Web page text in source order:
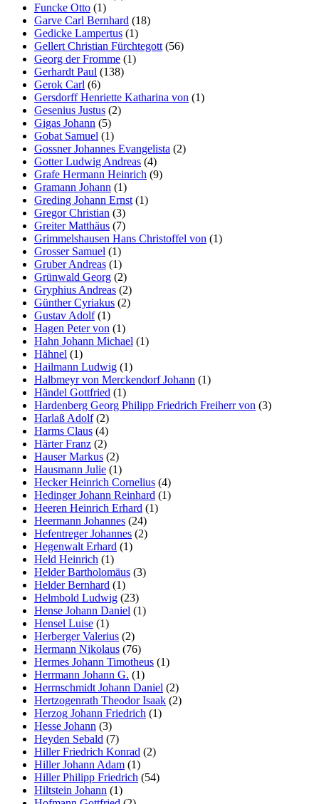
Funcke Otto (1)
Garve Carl Bernhard (18)
Gedicke Lampertus (1)
Gellert Christian Fürchtegott (56)
Georg der Fromme (1)
Gerhardt Paul (138)
Gerok Carl (6)
Gersdorff Henriette Katharina von (1)
Gesenius Justus (2)
Gigas Johann (5)
Gobat Samuel (1)
Gossner Johannes Evangelista (2)
Gotter Ludwig Andreas (4)
Grafe Hermann Heinrich (9)
Gramann Johann (1)
Greding Johann Ernst (1)
Gregor Christian (3)
Greiter Matthäus (7)
Grimmelshausen Hans Christoffel von (1)
Grosser Samuel (1)
Gruber Andreas (1)
Grünwald Georg (2)
Gryphius Andreas (2)
Günther Cyriakus (2)
Gustav Adolf(1)
Hagen Peter von (1)
Hahn Johann Michael (1)
Hähnel (1)
Hailmann Ludwig (1)
Halbmeyr von Merckendorf Johann (1)
Händel Gottfried (1)
Hardenberg Georg Philipp Friedrich Freiherr von (3)
Harlaß Adolf(2)
Harms Claus (4)
Härter Franz (2)
Hauser Markus (2)
Hausmann Julie (1)
Hecker Heinrich Cornelius (4)
Hedinger Johann Reinhard (1)
Heeren Heinrich Erhard (1)
Heermann Johannes (24)
Hefentreger Johannes (2)
Hegenwalt Erhard (1)
Held Heinrich (1)
Helder Bartholomäus (3)
Helder Bernhard (1)
Helmbold Ludwig (23)
Hense Johann Daniel (1)
Hensel Luise (1)
Herberger Valerius (2)
Hermann Nikolaus (76)
Hermes Johann Timotheus (1)
Herrmann Johann G. (1)
Herrnschmidt Johann Daniel (2)
Hertzogenrath Theodor Isaak (2)
Herzog Johann Friedrich (1)
Hesse Johann (3)
Heyden Sebald (7)
Hiller Friedrich Konrad (2)
Hiller Johann Adam (1)
Hiller Philipp Friedrich (54)
Hiltstein Johann (1)